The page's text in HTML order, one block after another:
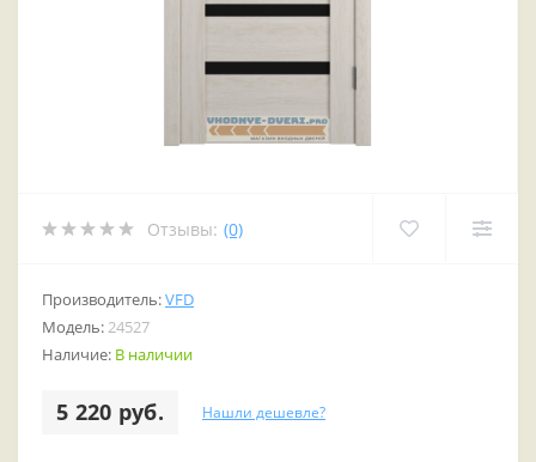
Отзывы: (0)
Производитель:VFD
Модель:24527
Наличие: В наличии
5 220 руб. Нашли дешевле?